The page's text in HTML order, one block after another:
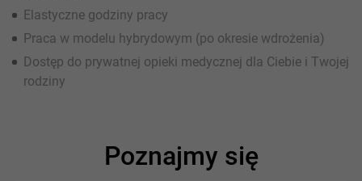
Elastyczne godziny pracy
Praca w modelu hybrydowym (po okresie wdrożenia)
Dostęp do prywatnej opieki medycznej dla Ciebie i Twojej
rodziny
Poznajmy się